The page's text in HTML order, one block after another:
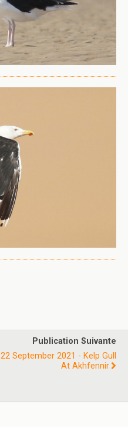
Publication Suivante
22 September 2021 - Kelp Gull
At Akhfennir